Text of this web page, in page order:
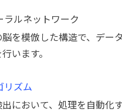
ラルネットワーク
を模倣した構造で、デー
います。
リズム
において、処理を自動化